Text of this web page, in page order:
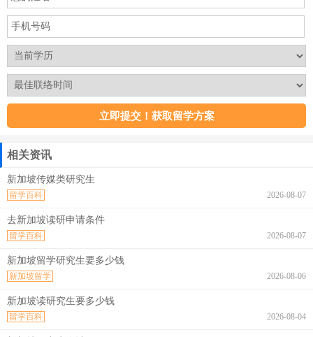
相关资讯
新加坡传媒类研究生
2026-08-07
留学百科
去新加坡读研申请条件
2026-08-07
留学百科
新加坡留学研究生要多少钱
2026-08-06
新加坡留学
新加坡读研究生要多少钱
2026-08-04
留学百科